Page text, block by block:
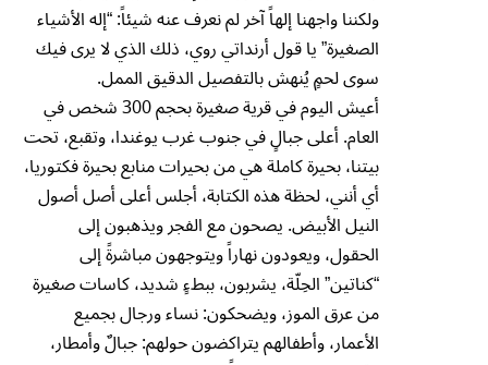
ولكننا واجهنا إلهاً آخر لم نعرف عنه شيئاً: “إله الأشياء
الصغيرة” يا قول أرنداتي روي، ذلك الذي لا يرى فيك
سوى لحمٍ يُنهش بالتفصيل الدقيق الممل.
أعيش اليوم في قرية صغيرة بحجم 300 شخص في
العام. أعلى جبالٍ في جنوب غرب يوغندا، وتقبع، تحت
بيتنا، بحيرة كاملة هي من بحيرات منابع بحيرة فكتوريا،
أي أنني، لحظة هذه الكتابة، أجلس أعلى أصل أصول
النيل الأبيض. يصحون مع الفجر ويذهبون إلى
الحقول، ويعودون نهاراً ويتوجهون مباشرةً إلى
“كناتين” الحِلّة، يشربون، ببطءٍ شديد، كاسات صغيرة
من عرق الموز، ويضحكون: نساء ورجال بجميع
الأعمار، وأطفالهم يتراكضون حولهم: جبالٌ وأمطار،